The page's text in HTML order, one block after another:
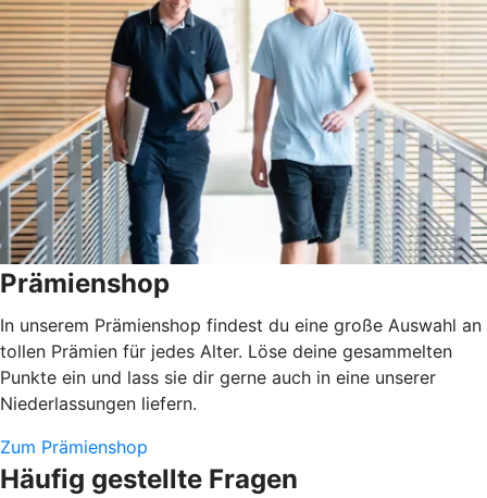
Prämienshop
In unserem Prämienshop findest du eine große Auswahl an
tollen Prämien für jedes Alter. Löse deine gesammelten
Punkte ein und lass sie dir gerne auch in eine unserer
Niederlassungen liefern.
Zum Prämienshop
Häufig gestellte Fragen